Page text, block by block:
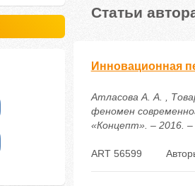
Статьи
Инновационная
Атласова А. А. ,
феномен
«Концепт». – 2016. –
ART 56599